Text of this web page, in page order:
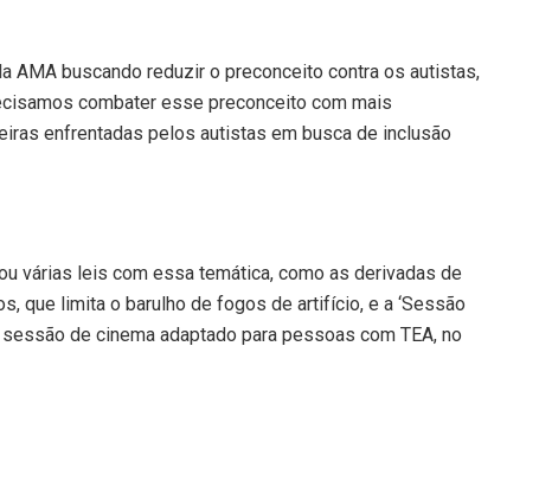
AMA buscando reduzir o preconceito contra os autistas,
combater esse preconceito com mais
enfrentadas pelos autistas em busca de inclusão
várias leis com essa temática, como as derivadas de
que limita o barulho de fogos de artifício, e a ‘Sessão
de cinema adaptado para pessoas com TEA, no